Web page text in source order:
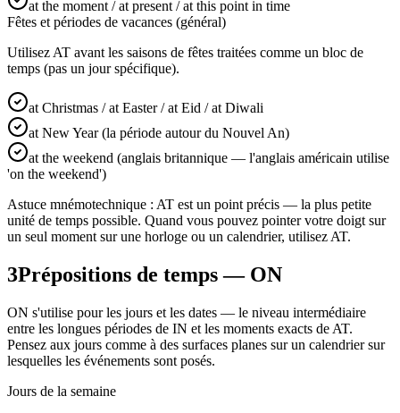
at the moment / at present / at this point in time
Fêtes et périodes de vacances (général)
Utilisez AT avant les saisons de fêtes traitées comme un bloc de
temps (pas un jour spécifique).
at Christmas / at Easter / at Eid / at Diwali
at New Year (la période autour du Nouvel An)
at the weekend (anglais britannique — l'anglais américain utilise
'on the weekend')
Astuce mnémotechnique : AT est un point précis — la plus petite
unité de temps possible. Quand vous pouvez pointer votre doigt sur
un seul moment sur une horloge ou un calendrier, utilisez AT.
3Prépositions de temps — ON
ON s'utilise pour les jours et les dates — le niveau intermédiaire
entre les longues périodes de IN et les moments exacts de AT.
Pensez aux jours comme à des surfaces planes sur un calendrier sur
lesquelles les événements sont posés.
Jours de la semaine